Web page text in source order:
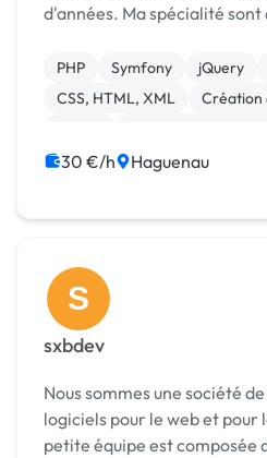
d'années. Ma spécialité
framework. Comme base de
MySQL. J'u...
PHP Symfony jQuery
CSS, HTML, XML
Création
Gestion site web
30 €/h Haguenau
S
sxbdev
Nous sommes une société
logiciels pour le web et pour les
petite équipe est composée